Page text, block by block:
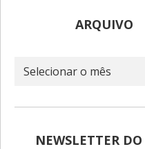
ARQUIVO
Arquivo
NEWSLETTER